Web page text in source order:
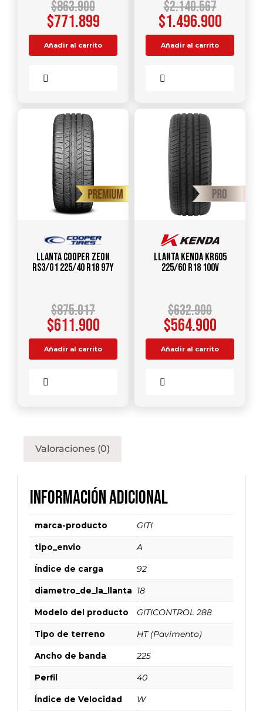
$863.900
$771.899
Añadir al carrito
$2.140.567
$1.496.900
Añadir al carrito
Llanta COOPER ZEON
RS3/G1 225/40 R18 97Y
$875.017
$611.900
Añadir al carrito
Llanta KENDA KR605
225/60 R18 100V
$632.900
$564.900
Añadir al carrito
Valoraciones (0)
Información adicional
marca-producto GITI
tipo_envio A
Índice de carga 92
diametro_de_la_llanta 18
Modelo del producto GITICONTROL 288
Tipo de terreno HT (Pavimento)
Ancho de banda 225
Perfil 40
Índice de Velocidad W